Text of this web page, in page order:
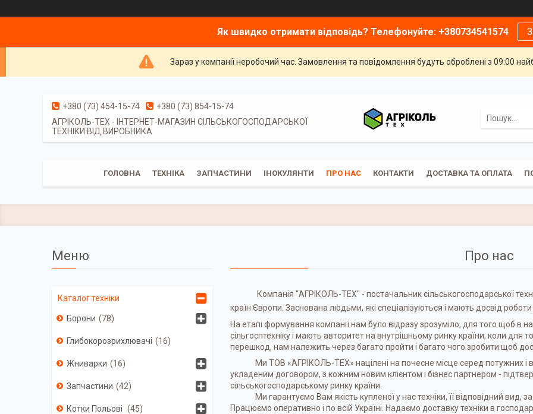
Як швидко отримати відповідь? Телефонуйте: +380734541574
Зараз у компанії неробочий час. Замовлення та повідомлення будуть оброблені з 09:00
+380 (73) 454-15-74
+380 (73) 854-15-74
АГРІКОЛЬ-ТЕХ - ІНТЕРНЕТ-МАГАЗИН СІЛЬСЬКОГОСПОДАРСЬКОЇ
ТЕХНІКИ ВІД ВИРОБНИКА
ГОЛОВНА ТЕХНІКА ЗАПЧАСТИНИ ІНОКУЛЯНТИ ПРО НАС КОНТАКТИ ДОСТАВКА ТА ОПЛАТА
Про нас
Компанія "АГРІКОЛЬ-ТЕХ" - постачальник сільськогосподарської
країн Європи. Заснована людьми, які спеціалізуються і мають досвід роботи
На етапі формування компанії нам було відразу зрозуміло, для того щоб в
сільгосптехніку і мають авторитет на внутрішньому ринку країни, коли
перешкод, нам належить через багато пройти і багато чого зробити щоб
Ми ТОВ «АГРІКОЛЬ-ТЕХ» націлені на почесне місце серед потужних і
укладеним договором, з кожним новим клієнтом і бізнес партнером -
сільськогосподарському ринку країни.
Ми гарантуємо Вам якість купленої у нас техніки, її відповідний вид,
Працюємо оперативно і по всій Україні. Надаємо доставку техніки в
Каталог техніки
Борони 78
Глибокорозрихлювачі 16
Жниварки 16
Запчастини 42
Котки Польові 45